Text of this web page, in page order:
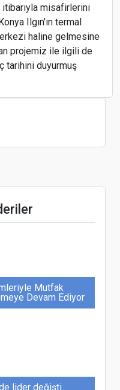
misafirlerini
Ilgın’ın termal
haline gelmesine
projemiz ile ilgili de
tarihini duyurmuş
ile Kuşadası'na 4
geldi
Mutfak
Devam Ediyor
lider değişti